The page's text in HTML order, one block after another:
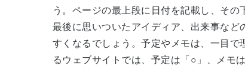
う。ページの最上段に日付を記載し、そ
最後に思いついたアイディア、出来事な
すくなるでしょう。予定やメモは、一目
るウェブサイトでは、予定は「○」、メモ